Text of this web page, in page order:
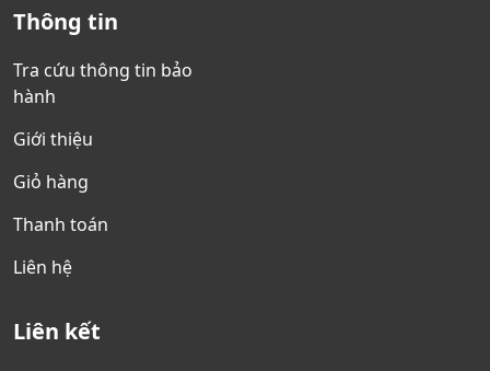
Thông tin
Tra cứu thông tin bảo
hành
Giới thiệu
Giỏ hàng
Thanh toán
Liên hệ
Liên kết